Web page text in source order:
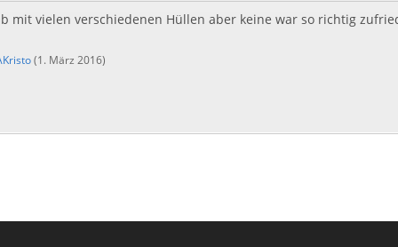
mit vielen verschiedenen Hüllen aber keine war so richtig
(1. März 2016)